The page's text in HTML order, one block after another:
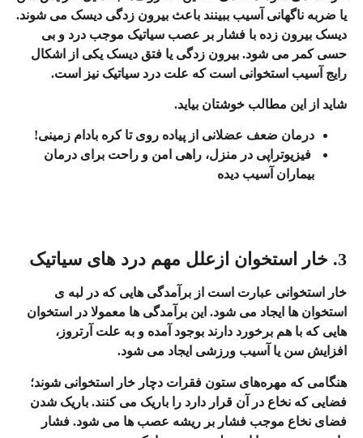
یا ضربه ناگهانیآسیب ببینند باعث بیرون زدگی دیسک می‌ شوند.
دیسک بیرون زده با فشار بر عصب سیاتیک موجب درد و بی
حسی کمر می‌ شود.بیرون زدگی یا فتق دیسک یکی از اشکال
رایج آسیب استخوانی است که علت درد سیاتیک نیز است.
شاید از این مطالب خوشتان بیاید.
درمان ضعف عضلانی از پیاده روی تا کره بادام زمینی!
فیزیوتراپی در منزل، راهی امن و راحت برای درمان
بیماران آسیب دیده
3. خار استخوان ازعلل مهم درد های سیاتیک
خار استخوانی عبارت است از برآمدگی‌ هایی که در لبه ی
استخوان ها ایجاد می‌ شود. این برآمدگی‌ ها معمولا در استخوان
‌هایی که با هم برخورد دارند بوجود آمده و به علت آرتروز،
افزایش سن یا آسیب ورزشی ایجاد می‌ شود.
هنگامی که مهره‌های ستون فقرات دچار خار استخوانی شوند؛
فضایی که نخاع در آن قرار دارد را باریک می‌ کنند. باریک شدن
فضای نخاع موجب فشار بر ریشه عصب‌ ها می‌ شود.فشار